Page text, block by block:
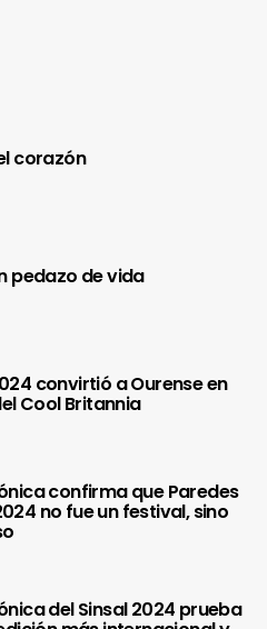
corazón
pedazo de vida
convirtió a Ourense en
Cool Britannia
confirma que Paredes
no fue un festival, sino
del Sinsal 2024 prueba